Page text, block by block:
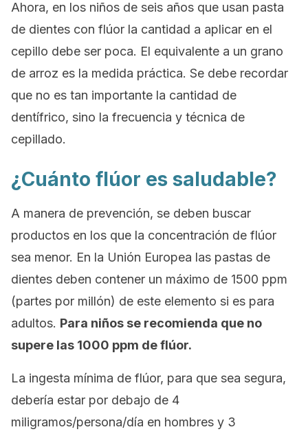
Ahora, en los niños de seis años que usan pasta
de dientes con flúor la cantidad a aplicar en el
cepillo debe ser poca. El equivalente a un grano
de arroz es la medida práctica. Se debe recordar
que no es tan importante la cantidad de
dentífrico, sino la frecuencia y técnica de
cepillado.
¿Cuánto flúor es saludable?
A manera de prevención, se deben buscar
productos en los que la concentración de flúor
sea menor. En la Unión Europea las pastas de
dientes deben contener un máximo de 1500 ppm
(partes por millón) de este elemento si es para
adultos. Para niños se recomienda que no
supere las 1000 ppm de flúor.
La ingesta mínima de flúor, para que sea segura,
debería estar por debajo de 4
miligramos/persona/día en hombres y 3